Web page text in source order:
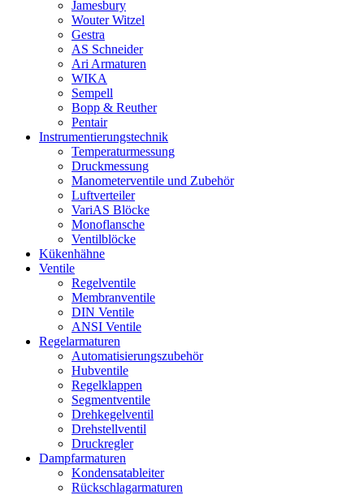
Jamesbury
Wouter Witzel
Gestra
AS Schneider
Ari Armaturen
WIKA
Sempell
Bopp & Reuther
Pentair
Instrumentierungs­technik
Temperaturmessung
Druckmessung
Manometerventile und Zubehör
Luftverteiler
VariAS Blöcke
Monoflansche
Ventilblöcke
Kükenhähne
Ventile
Regelventile
Membranventile
DIN Ventile
ANSI Ventile
Regelarmaturen
Automatisierungszubehör
Hubventile
Regelklappen
Segmentventile
Drehkegelventil
Drehstellventil
Druckregler
Dampfarmaturen
Kondensatableiter
Rückschlagarmaturen